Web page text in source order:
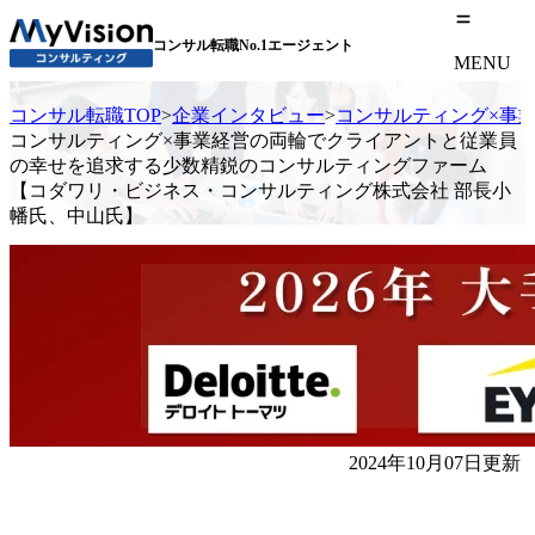
コンサル転職No.1エージェント
MENU
コンサル転職TOP>企業インタビュー>コンサルティング×事
コンサルティング×事業経営の両輪でクライアントと従業員
の幸せを追求する少数精鋭のコンサルティングファーム
【コダワリ・ビジネス・コンサルティング株式会社 部長小
幡氏、中山氏】
2024年10月07日更新